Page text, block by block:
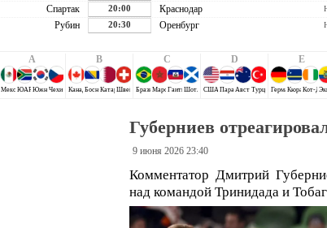
Спартак 20:00 Краснодар
Рубин 20:30 Оренбург
A
Мексика
ЮАР Южная Корея
Чехия
B
КанадаБосния и Герцеговина
КатарШвейцария
C
БразилияМароккоГаитиШотландия
D
США ПарагвайАвстралия
Турция
E
ГерманияКюрасао
Кот-
Губерниев
9 июня 2026 23:40
Комментатор Дмитрий
над командой Тринидада и